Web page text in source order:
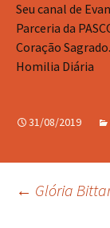
Seu canal de
Parceria da
Coração Sagrado.
Homilia Diária
31/08/2019
← Glória